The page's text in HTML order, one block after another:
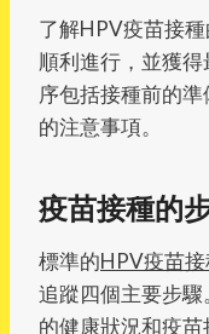
了解HPV疫苗接
順利進行，並獲
序包括接種前的
的注意事項。
疫苗接種的
標準的HPV疫苗
追蹤四個主要步
的健康狀況和疫